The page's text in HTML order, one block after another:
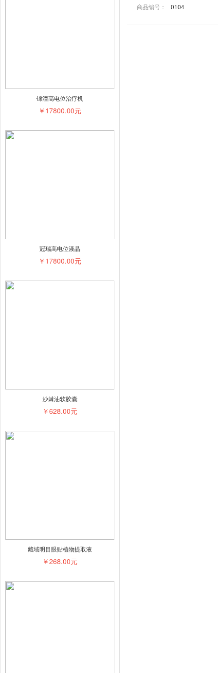
锦潼高电位治疗机
￥17800.00元
冠瑞高电位液晶
￥17800.00元
沙棘油软胶囊
￥628.00元
藏域明目眼贴植物提取液
￥268.00元
商品编号：
0104